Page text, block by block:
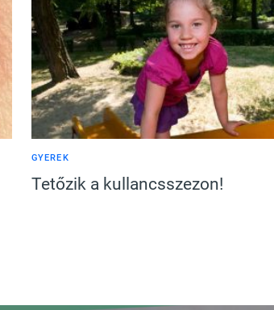
GYEREK
Tetőzik a kullancsszezon!